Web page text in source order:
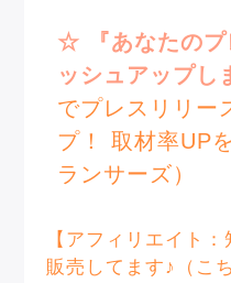
☆ 『あなたのプ
ッシュアップし
でプレスリリー
プ！ 取材率UP
ランサーズ）
【アフィリエイト
販売してます♪（こ